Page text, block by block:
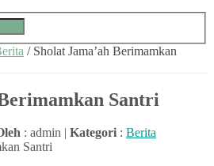
/ Sholat Jama’ah Berimamkan
Santri
: admin | Kategori : Berita